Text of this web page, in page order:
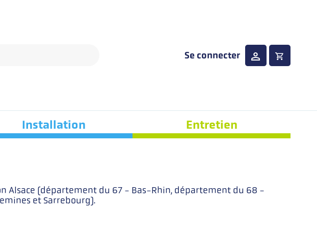
Se connecter
Installation Entretien
Alsace (département du 67 - Bas-Rhin, département du 68 -
et Sarrebourg).